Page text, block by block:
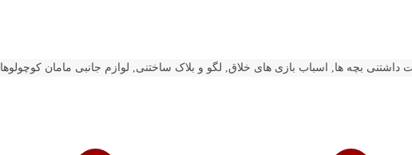
داشتنی بچه ها اسباب بازی های خلاق لگو و بلاک ساختنی لوازم جانبی مامان کوچولوها